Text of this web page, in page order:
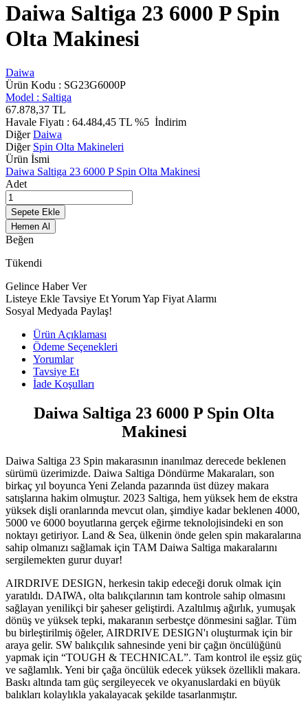
Daiwa Saltiga 23 6000 P Spin
Olta Makinesi
Daiwa
Ürün Kodu : SG23G6000P
Model : Saltiga
67.878,37 TL
Havale Fiyatı : 64.484,45 TL %5 İndirim
DiğerDaiwa
Diğer Spin Olta Makineleri
Ürün İsmi
Daiwa Saltiga 23 6000 P Spin Olta Makinesi
Adet
Sepete Ekle
Hemen Al
Beğen
Tükendi
Gelince Haber Ver
Listeye Ekle Tavsiye EtYorum Yap Fiyat Alarmı
Sosyal Medyada Paylaş!
Ürün Açıklaması
Ödeme Seçenekleri
Yorumlar
Tavsiye Et
İade Koşulları
Daiwa Saltiga 23 6000 P Spin Olta
Makinesi
Daiwa Saltiga 23 Spin makarasının inanılmaz derecede beklenen
sürümü üzerimizde. Daiwa Saltiga Döndürme Makaraları, son
birkaç yıl boyunca Yeni Zelanda pazarında üst düzey makara
satışlarına hakim olmuştur. 2023 Saltiga, hem yüksek hem de ekstra
yüksek dişli oranlarında mevcut olan, şimdiye kadar beklenen 4000,
5000 ve 6000 boyutlarına gerçek eğirme teknolojisindeki en son
noktayı getiriyor. Land & Sea, ülkenin önde gelen spin makaralarına
sahip olmanızı sağlamak için TAM Daiwa Saltiga makaralarını
sergilemekten gurur duyar!
AIRDRIVE DESIGN, herkesin takip edeceği doruk olmak için
yaratıldı. DAIWA, olta balıkçılarının tam kontrole sahip olmasını
sağlayan yenilikçi bir şaheser geliştirdi. Azaltılmış ağırlık, yumuşak
dönüş ve yüksek tepki, makaranın serbestçe dönmesini sağlar. Tüm
bu birleştirilmiş öğeler, AIRDRIVE DESIGN'ı oluşturmak için bir
araya gelir. SW balıkçılık sahnesinde yeni bir çağın öncülüğünü
yapmak için “TOUGH & TECHNICAL”. Tam kontrol ile eşsiz güç
ve sağlamlık. Yeni bir çağa öncülük edecek yüksek özellikli makara.
Baskı altında tam güç sergileyecek ve okyanuslardaki en büyük
balıkları kolaylıkla yakalayacak şekilde tasarlanmıştır.